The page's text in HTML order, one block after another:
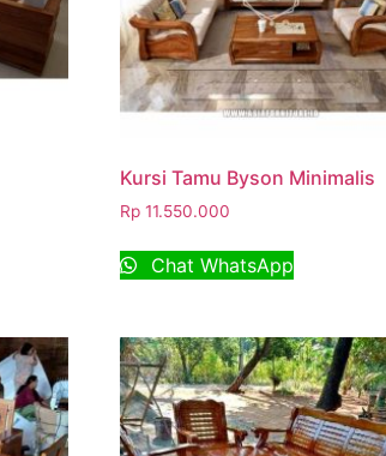
Kursi Tamu Byson Minimalis
Rp 11.550.000
Chat WhatsApp